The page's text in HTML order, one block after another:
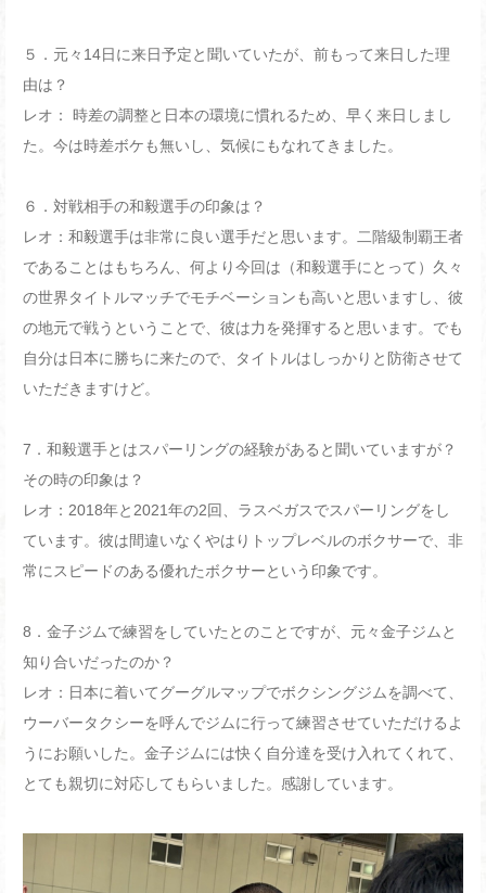
５．元々 14日に来日予定と聞いていたが、前もって来日した理
由は？
レオ： 時差の調整と日本の環境に慣れるため、早く来日しまし
た。今は時差ボケも無いし、気候にもなれてきました。
６．対戦相手の和毅選手の印象は？
レオ：和毅選手は非常に良い選手だと思います。二階級制覇王者
であることはもちろん、何より今回は（和毅選手にとって）久々
の世界タイトルマッチでモチベーションも高いと思いますし、彼
の地元で戦うということで、彼は力を発揮すると思います。でも
自分は日本に勝ちに来たので、タイトルはしっかりと防衛させて
いただきますけど。
7 ．和毅選手とはスパーリングの経験があると聞いていますが？
その時の印象は？
レオ： 2018年と 2021年の2回、ラスベガスでスパーリングをし
ています。彼は間違いなくやはりトップレベルのボクサーで、非
常にスピードのある優れたボクサーという印象です。
8 ．金子ジムで練習をしていたとのことですが、元々金子ジムと
知り合いだったのか？
レオ：日本に着いてグーグルマップでボクシングジムを調べて、
ウーバータクシーを呼んでジムに行って練習させていただけるよ
うにお願いした。金子ジムには快く自分達を受け入れてくれて、
とても親切に対応してもらいました。感謝しています。